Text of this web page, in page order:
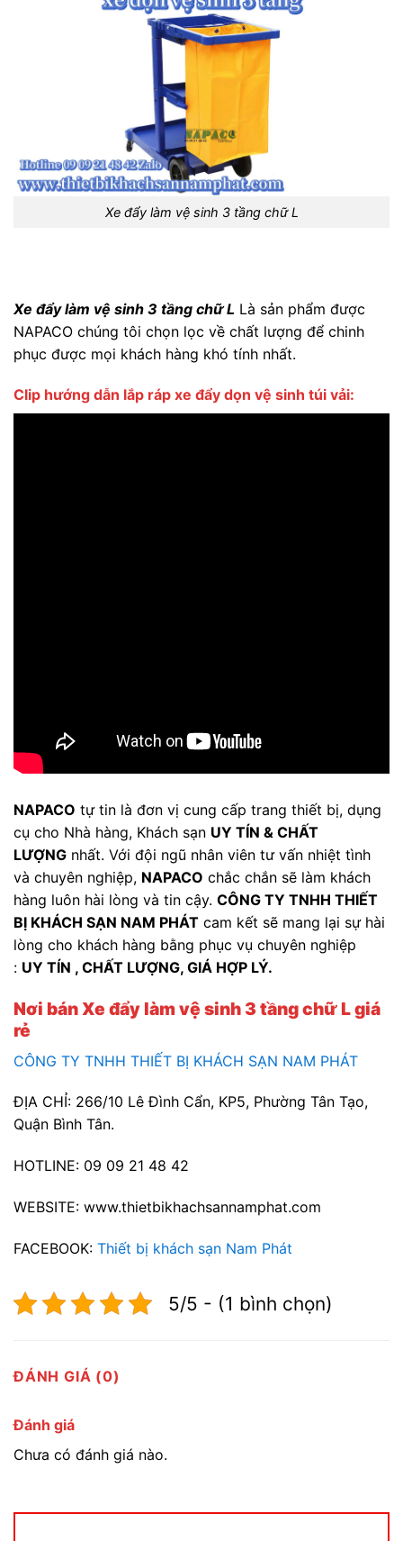
Xe đẩy làm vệ sinh 3 tầng chữ L
Xe đẩy làm vệ sinh 3 tầng chữ L Là sản phẩm được
NAPACO chúng tôi chọn lọc về chất lượng để chinh
phục được mọi khách hàng khó tính nhất.
Clip hướng dẫn lắp ráp xe đẩy dọn vệ sinh túi vải:
NAPACO tự tin là đơn vị cung cấp trang thiết bị, dụng
cụ cho Nhà hàng, Khách sạn UY TÍN & CHẤT
LƯỢNG nhất. Với đội ngũ nhân viên tư vấn nhiệt tình
và chuyên nghiệp, NAPACO chắc chắn sẽ làm khách
hàng luôn hài lòng và tin cậy. CÔNG TY TNHH THIẾT
BỊ KHÁCH SẠN NAM PHÁT cam kết sẽ mang lại sự hài
lòng cho khách hàng bằng phục vụ chuyên nghiệp
: UY TÍN , CHẤT LƯỢNG, GIÁ HỢP LÝ.
Nơi bán Xe đẩy làm vệ sinh 3 tầng chữ L giá
rẻ
CÔNG TY TNHH THIẾT BỊ KHÁCH SẠN NAM PHÁT
ĐỊA CHỈ: 266/10 Lê Đình Cẩn, KP5, Phường Tân Tạo,
Quận Bình Tân.
HOTLINE: 09 09 21 48 42
WEBSITE: www.thietbikhachsannamphat.com
FACEBOOK: Thiết bị khách sạn Nam Phát
5/5 - (1 bình chọn)
ĐÁNH GIÁ (0)
Đánh giá
Chưa có đánh giá nào.